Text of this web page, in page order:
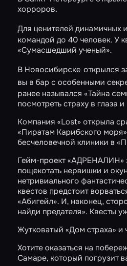
хорроров.
Для ценителей динамичных
командой до 40 человек. У
«Сумасшедший ученый».
В Новосибирске открылся
вы в бар с особенными
ранее назывался «Тайна
посмотреть страху в глаза
Компания «Lost» открыла
«Пиратам Карибского моря»
бесчеловечной клиники в
Гейм-проект «АДРЕНАЛИН»
пощекотать нервишки и
нетривиального
квестов предстоит
«Абигейл». И, наконец,
найди предателя». Квесты
Жутковатый «Дом страха» и
Хотите оказаться на
Самаре, который погрузит